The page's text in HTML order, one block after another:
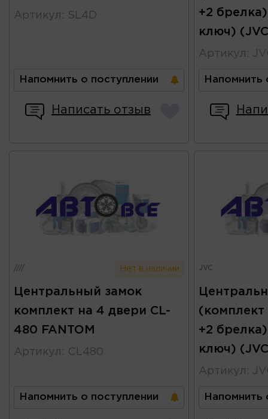
Артикул : SL4D
Напомнить о поступлении
Написать отзыв
+2
ключ)
Артикул :
Напомнить
//// Нет в наличии
Центральный замок
комплект на 4 двери CL-
480 FANTOM
Артикул : CL480
Напомнить о поступлении
JVC
(комплект
+2
ключ)
Артикул :
Напомнить